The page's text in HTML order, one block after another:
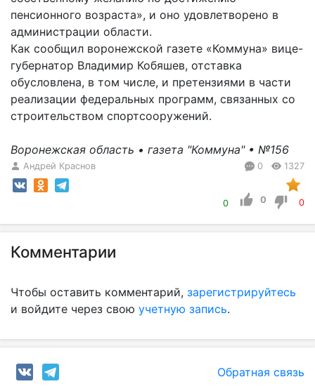
пенсионного возраста», и оно удовлетворено в
администрации области.
Как сообщил воронежской газете «Коммуна» вице-
губернатор Владимир Кобяшев, отставка
обусловлена, в том числе, и претензиями в части
реализации федеральных программ, связанных со
строительством спортсооружений.
Воронежская область • газета "Коммуна" • №156
Андрей Краснов 0 1327
0 0 0
Комментарии
Чтобы оставить комментарий, зарегистрируйтесь
и войдите через свою учетную запись.
Обратная связь